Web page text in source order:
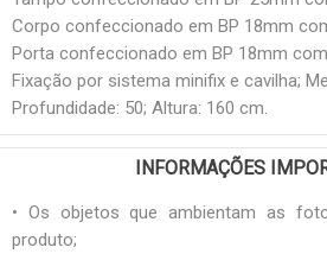
Corpo confeccionado em BP 18mm
Porta confeccionado em BP 18mm
Fixação por sistema minifix e cavilha;
Profundidade: 50; Altura: 160 cm.
INFORMAÇÕES
• Os objetos que ambientam as
produto;